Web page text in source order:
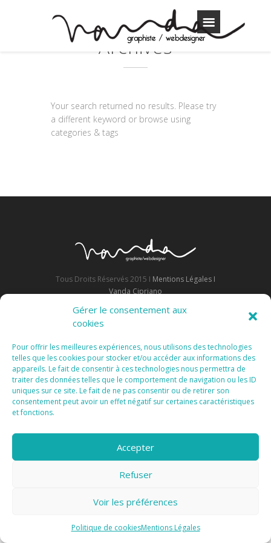
Gérer le consentement aux
cookies
Pour offrir les meilleures expériences, nous utilisons des technologies
telles que les cookies pour stocker et/ou accéder aux informations des
appareils. Le fait de consentir à ces technologies nous permettra de
traiter des données telles que le comportement de navigation ou les ID
uniques sur ce site. Le fait de ne pas consentir ou de retirer son
consentement peut avoir un effet négatif sur certaines caractéristiques
et fonctions.
Accepter
Refuser
Voir les préférences
Politique de cookiesMentions Légales
Archives
Your search returned no results. Please try
a different keyword or browse using
categories & tags
Tous Droits Réservés 2015 I Mentions Légales I
Vanda Cipriano
Confidentialité et cookies : ce site utilise des cookies. En continuant à
utiliser ce site Web, vous acceptez leur utilisation.
Pour en savoir plus, notamment sur la façon de contrôler les
Politique relative aux cookies